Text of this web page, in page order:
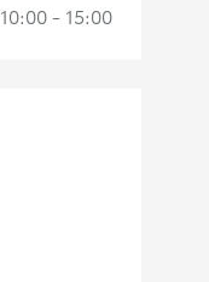
10:00 - 15:00